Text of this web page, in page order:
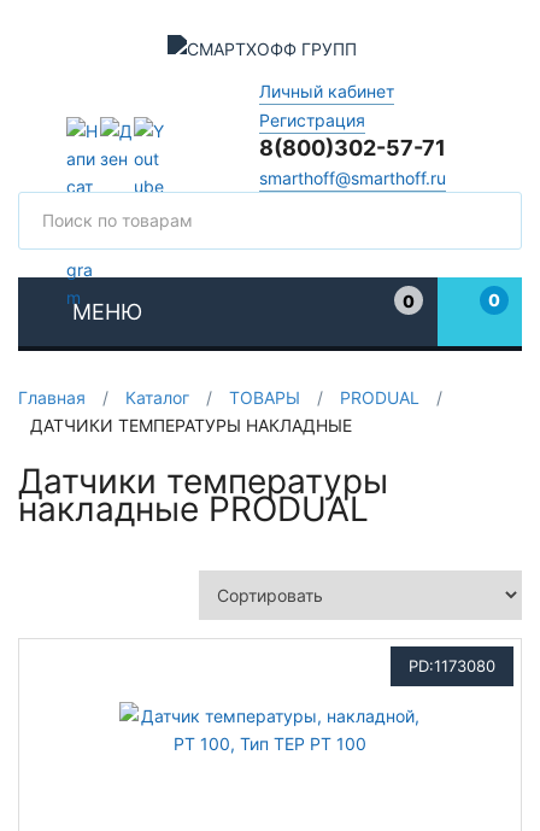
Личный кабинет
Регистрация
8(800)302-57-71
smarthoff@smarthoff.ru
МЕНЮ
0
0
Главная / Каталог / ТОВАРЫ / PRODUAL
/
ДАТЧИКИ ТЕМПЕРАТУРЫ НАКЛАДНЫЕ
Датчики температуры
накладные PRODUAL
PD:1173080